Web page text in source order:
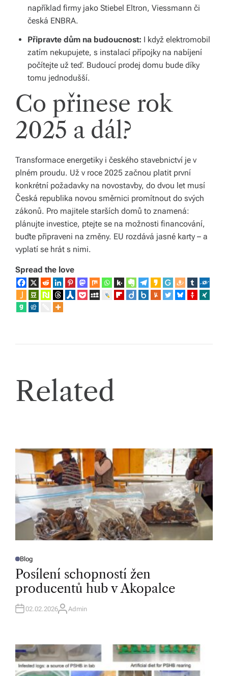
například firmy jako Stiebel Eltron, Viessmann či
česká ENBRA.
Připravte dům na budoucnost: I když elektromobil
zatím nekupujete, s instalací přípojky na nabíjení
počítejte už teď. Budoucí prodej domu bude díky
tomu jednodušší.
Co přinese rok
2025 a dál?
Transformace energetiky i českého stavebnictví je v
plném proudu. Už v roce 2025 začnou platit první
konkrétní požadavky na novostavby, do dvou let musí
Česká republika novou směrnici promítnout do svých
zákonů. Pro majitele starších domů to znamená:
plánujte investice, ptejte se na možnosti financování,
buďte připraveni na změny. EU rozdává jasné karty – a
vyplatí se hrát s nimi.
Spread the love
Related
P
O
E
D
N
Blog
Posílení schopností žen
producentů hub v Akopalce
02.02.2026A
R
Admin